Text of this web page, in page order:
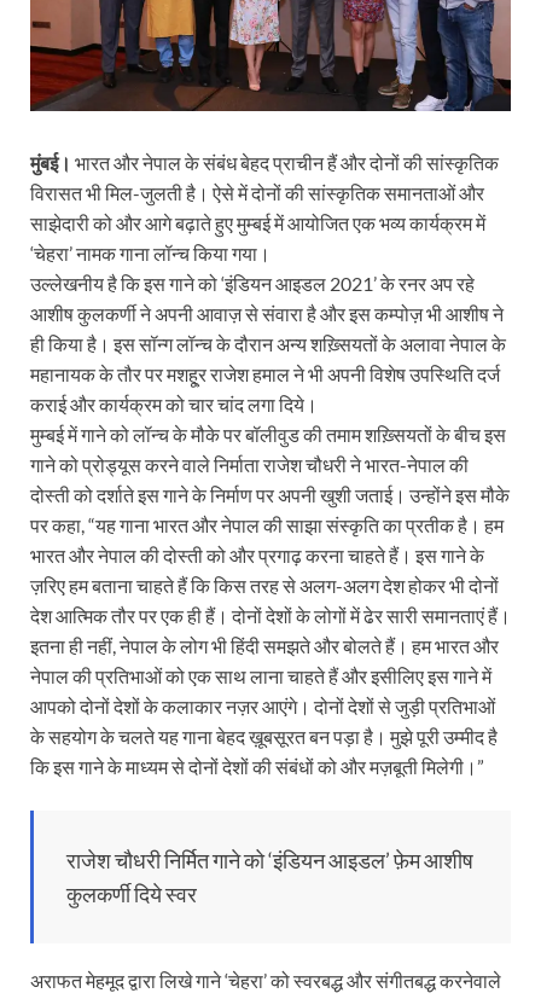
मुंबई। भारत और नेपाल के संबंध बेहद प्राचीन हैं और दोनों की सांस्कृतिक
विरासत भी मिल-जुलती है। ऐसे में दोनों की सांस्कृतिक समानताओं और
साझेदारी को और आगे बढ़ाते हुए मुम्बई में आयोजित एक भव्य कार्यक्रम में
‘चेहरा’ नामक गाना लॉन्च किया गया।
उल्लेखनीय है कि इस गाने को ‘इंडियन आइडल 2021’ के रनर अप रहे
आशीष कुलकर्णी ने अपनी आवाज़ से संवारा है और इस कम्पोज़ भी आशीष ने
ही किया है। इस सॉन्ग लॉन्च के दौरान अन्य शख़्सियतों के अलावा नेपाल के
महानायक के तौर पर मशहू्र राजेश हमाल ने भी अपनी विशेष उपस्थिति दर्ज
कराई और कार्यक्रम को चार चांद लगा दिये।
मुम्बई में गाने को लॉन्च के मौके पर बॉलीवुड की तमाम शख़्सियतों के बीच इस
गाने को प्रोड्यूस करने वाले निर्माता राजेश चौधरी ने भारत-नेपाल की
दोस्ती को दर्शाते इस गाने के निर्माण पर अपनी खुशी जताई। उन्होंने इस मौके
पर कहा, “यह गाना भारत और नेपाल की साझा संस्कृति का प्रतीक है। हम
भारत और नेपाल की दोस्ती को और प्रगाढ़ करना चाहते हैं। इस गाने के
ज़रिए हम बताना चाहते हैं कि किस तरह से अलग-अलग देश होकर भी दोनों
देश आत्मिक तौर पर एक ही हैं। दोनों देशों के लोगों में ढेर सारी समानताएं हैं।
इतना ही नहीं, नेपाल के लोग भी हिंदी समझते और बोलते हैं। हम भारत और
नेपाल की प्रतिभाओं को एक साथ लाना चाहते हैं और इसीलिए इस गाने में
आपको दोनों देशों के कलाकार‌ नज़र आएंगे। दोनों देशों से जुड़ी प्रतिभाओं
के सहयोग के चलते यह गाना बेहद ख़ूबसूरत बन पड़ा है। मुझे पूरी उम्मीद है
कि इस गाने के माध्यम से दोनों देशों की संबंधों को और मज़बूती मिलेगी।”
राजेश चौधरी निर्मित गाने को ‘इंडियन आइडल’ फ़ेम आशीष
कुलकर्णी दिये स्वर
अराफत मेहमूद द्वारा लिखे गाने ‘चेहरा’ को स्वरबद्ध और संगीतबद्ध‌ करनेवाले